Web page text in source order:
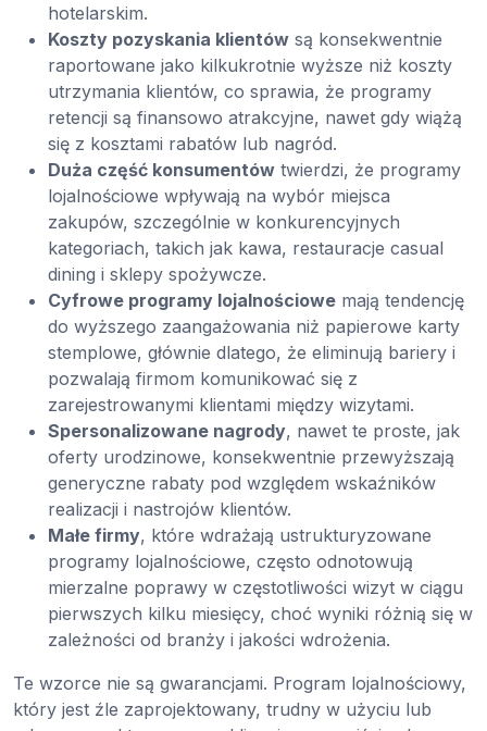
hotelarskim.
Koszty pozyskania klientów są konsekwentnie
raportowane jako kilkukrotnie wyższe niż koszty
utrzymania klientów, co sprawia, że programy
retencji są finansowo atrakcyjne, nawet gdy wiążą
się z kosztami rabatów lub nagród.
Duża część konsumentów twierdzi, że programy
lojalnościowe wpływają na wybór miejsca
zakupów, szczególnie w konkurencyjnych
kategoriach, takich jak kawa, restauracje casual
dining i sklepy spożywcze.
Cyfrowe programy lojalnościowe mają tendencję
do wyższego zaangażowania niż papierowe karty
stemplowe, głównie dlatego, że eliminują bariery i
pozwalają firmom komunikować się z
zarejestrowanymi klientami między wizytami.
Spersonalizowane nagrody, nawet te proste, jak
oferty urodzinowe, konsekwentnie przewyższają
generyczne rabaty pod względem wskaźników
realizacji i nastrojów klientów.
Małe firmy, które wdrażają ustrukturyzowane
programy lojalnościowe, często odnotowują
mierzalne poprawy w częstotliwości wizyt w ciągu
pierwszych kilku miesięcy, choć wyniki różnią się w
zależności od branży i jakości wdrożenia.
Te wzorce nie są gwarancjami. Program lojalnościowy,
który jest źle zaprojektowany, trudny w użyciu lub